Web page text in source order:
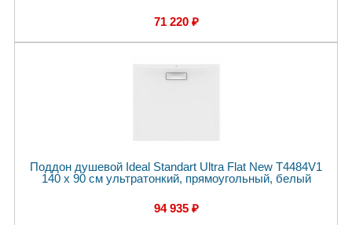
71 220 ₽
Поддон душевой Ideal Standart Ultra Flat New T4484V1
140 x 90 см ультратонкий, прямоугольный, белый
94 935 ₽